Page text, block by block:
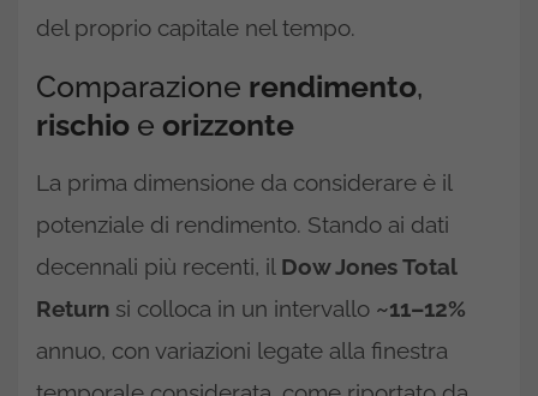
del proprio capitale nel tempo.
Comparazione rendimento,
rischio e orizzonte
La prima dimensione da considerare è il
potenziale di rendimento. Stando ai dati
decennali più recenti, il Dow Jones Total
Return si colloca in un intervallo ~11–12%
annuo, con variazioni legate alla finestra